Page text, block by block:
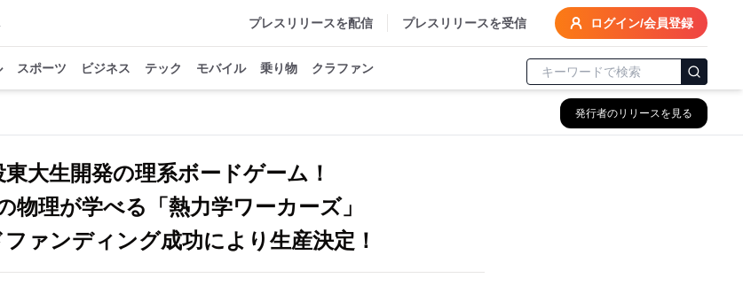
プレスリリースを配信 プレスリリースを受信 ログイン/会員登録
スポーツ ビジネス テック モバイル 乗り物 クラファン
発行者のリリースを見る
東大生開発の理系ボードゲーム！
物理が学べる「熱力学ワーカーズ」
ァンディング成功により生産決定！